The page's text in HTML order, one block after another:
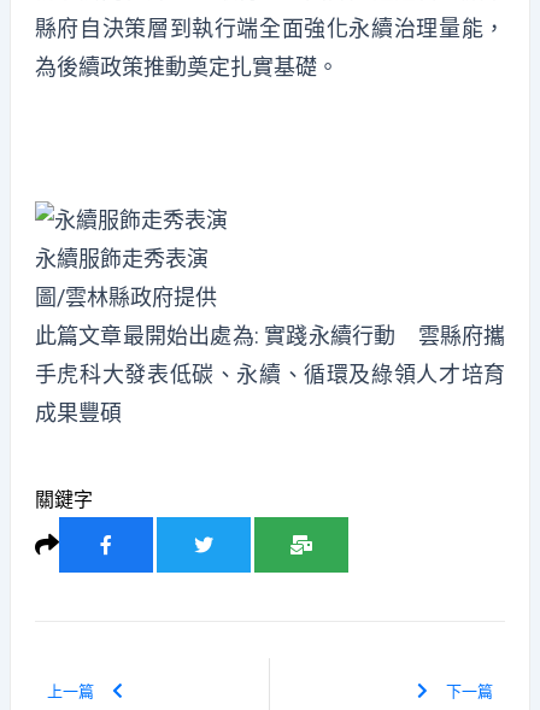
縣府自決策層到執行端全面強化永續治理量能，
為後續政策推動奠定扎實基礎。
永續服飾走秀表演
圖/雲林縣政府提供
此篇文章最開始出處為: 實踐永續行動 雲縣府攜
手虎科大發表低碳、永續、循環及綠領人才培育
成果豐碩
關鍵字
上一篇 下一篇